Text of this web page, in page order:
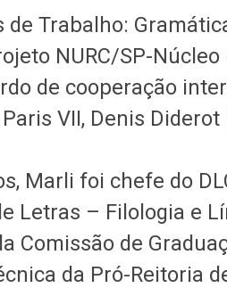
de Trabalho:
NURC/SP-Núcleo
de cooperação
VII, Denis Diderot
Marli foi chefe do
Letras – Filologia e
Comissão de
da Pró-Reitoria